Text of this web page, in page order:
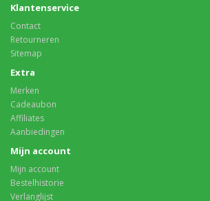
Klantenservice
Contact
Retourneren
Sitemap
Extra
Merken
Cadeaubon
Affiliates
Aanbiedingen
Mijn account
Mijn account
Bestelhistorie
Verlanglijst